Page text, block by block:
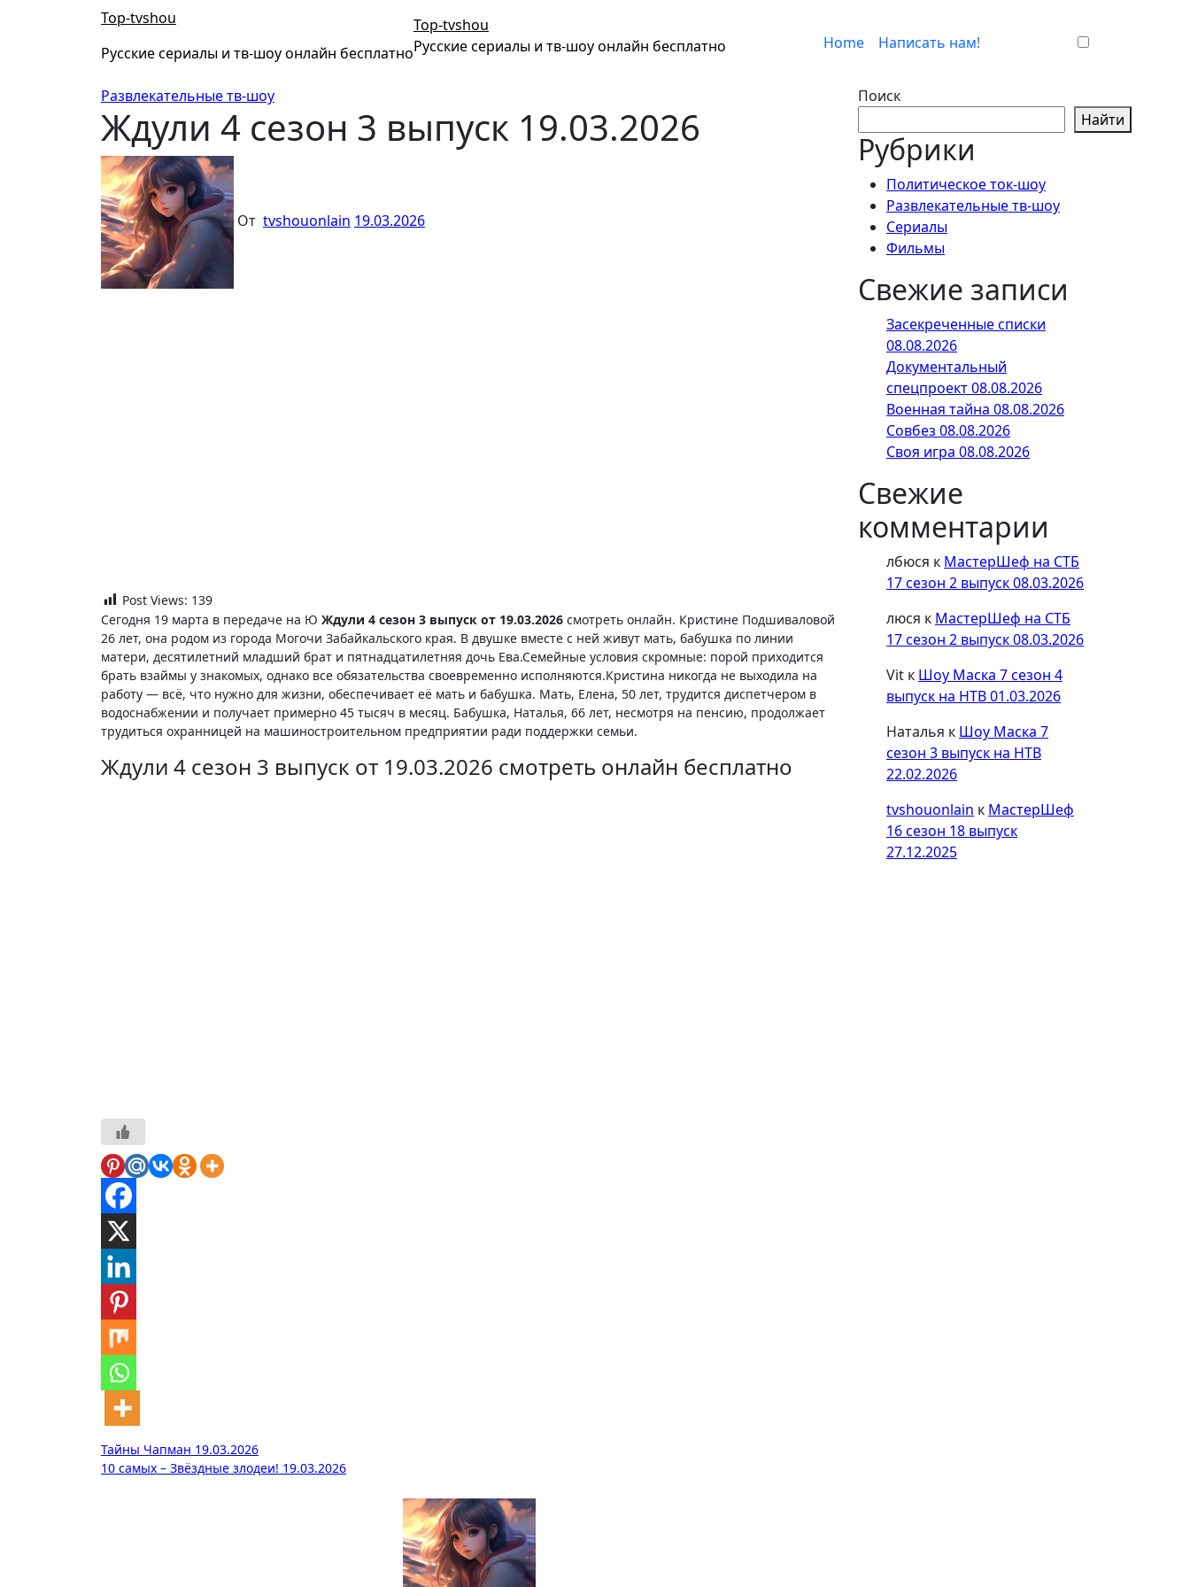
Top-tvshou
Русские сериалы и тв-шоу онлайн бесплатно
Top-tvshou
Русские сериалы и тв-шоу онлайн бесплатно
Home Написать нам!
Развлекательные тв-шоу
Ждули 4 сезон 3 выпуск 19.03.2026
От tvshouonlain 19.03.2026
Post Views: 139
Сегодня 19 марта в передаче на Ю Ждули 4 сезон 3 выпуск от 19.03.2026 смотреть онлайн. Кристине Подшиваловой
26 лет, она родом из города Могочи Забайкальского края. В двушке вместе с ней живут мать, бабушка по линии
матери, десятилетний младший брат и пятнадцатилетняя дочь Ева.Семейные условия скромные: порой приходится
брать взаймы у знакомых, однако все обязательства своевременно исполняются.Кристина никогда не выходила на
работу — всё, что нужно для жизни, обеспечивает её мать и бабушка. Мать, Елена, 50 лет, трудится диспетчером в
водоснабжении и получает примерно 45 тысяч в месяц. Бабушка, Наталья, 66 лет, несмотря на пенсию, продолжает
трудиться охранницей на машиностроительном предприятии ради поддержки семьи.
Ждули 4 сезон 3 выпуск от 19.03.2026 смотреть онлайн бесплатно
Навигация
Тайны Чапман 19.03.2026
10 самых – Звёздные злодеи! 19.03.2026
Поиск
Найти
Рубрики
Политическое ток-шоу
Развлекательные тв-шоу
Сериалы
Фильмы
Свежие записи
Засекреченные списки
08.08.2026
Документальный
спецпроект 08.08.2026
Военная тайна 08.08.2026
Совбез 08.08.2026
Своя игра 08.08.2026
Свежие
комментарии
лбюся к МастерШеф на СТБ
17 сезон 2 выпуск 08.03.2026
люся к МастерШеф на СТБ
17 сезон 2 выпуск 08.03.2026
Vit к Шоу Маска 7 сезон 4
выпуск на НТВ 01.03.2026
Наталья к Шоу Маска 7
сезон 3 выпуск на НТВ
22.02.2026
tvshouonlain к МастерШеф
16 сезон 18 выпуск
27.12.2025